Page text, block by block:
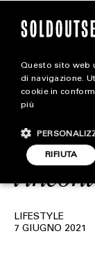
Logan
LIFESTYLE
7 GIUGNO 2021
Questo sito web
di navigazione.
cookie in
più
RIFIUTA